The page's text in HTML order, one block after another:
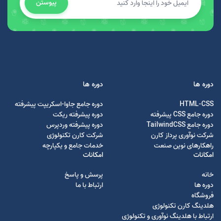
پیوستن
دوره ها
HTML-CSS
دوره جامع CSS پیشرفته
دوره جامع TailwindCSS
شرکت نوآوری پرداز کارن
راهکارهای نوین صنعت
دوره ها
دوره جامع جاوا-اسکریپت پیشرفته
دوره پیشرفته ریکت
دوره پیشرفته وردپرس
شرکت کارن تکنولوژی
خدمات جامع و یکپارچه
امکانات
خانه
دوره ها
فروشگاه
هلدینگ کارن تکنولوژی
ارتباط با هلدینگ نوآوری و تکنولوژی
امکانات
پرسش و پاسخ
ارتباط با ما